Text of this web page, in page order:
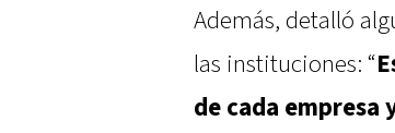
Además, detalló
las instituciones: “
de cada